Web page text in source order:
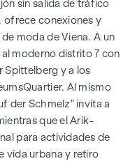
sin salida de tráfico
ofrece conexiones y
moda de Viena. A un
moderno distrito 7 con
Spittelberg y a los
Al mismo
der Schmelz" invita a
que el Arik-
para actividades de
vida urbana y retiro